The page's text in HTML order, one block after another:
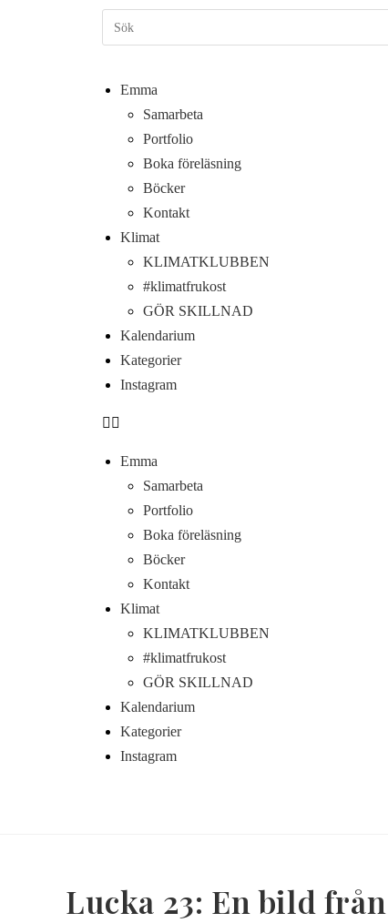
Emma
Samarbeta
Portfolio
Boka föreläsning
Böcker
Kontakt
Klimat
KLIMATKLUBBEN
#klimatfrukost
GÖR SKILLNAD
Kalendarium
Kategorier
Instagram
Emma
Samarbeta
Portfolio
Boka föreläsning
Böcker
Kontakt
Klimat
KLIMATKLUBBEN
#klimatfrukost
GÖR SKILLNAD
Kalendarium
Kategorier
Instagram
Lucka 23: En bild